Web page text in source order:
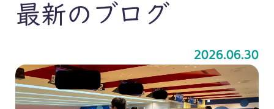
最新のブログ
2026.06.30